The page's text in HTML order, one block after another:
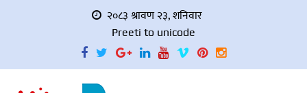
२०८३ श्रावण २३, शनिवार
Preeti to unicode